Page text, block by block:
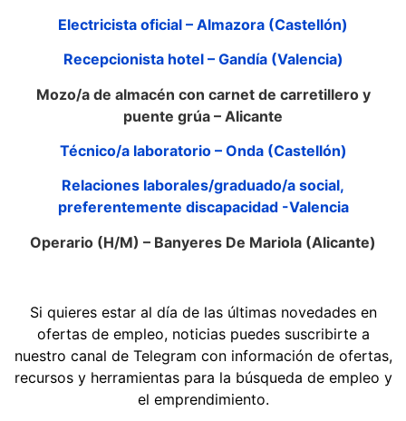
Electricista oficial – Almazora (Castellón)
Recepcionista hotel – Gandía (Valencia)
Mozo/a de almacén con carnet de carretillero y
puente grúa – Alicante
Técnico/a laboratorio – Onda (Castellón)
Relaciones laborales/graduado/a social,
preferentemente discapacidad -Valencia
Operario (H/M) – Banyeres De Mariola (Alicante)
Si quieres estar al día de las últimas novedades en
ofertas de empleo, noticias puedes suscribirte a
nuestro canal de Telegram con información de ofertas,
recursos y herramientas para la búsqueda de empleo y
el emprendimiento.